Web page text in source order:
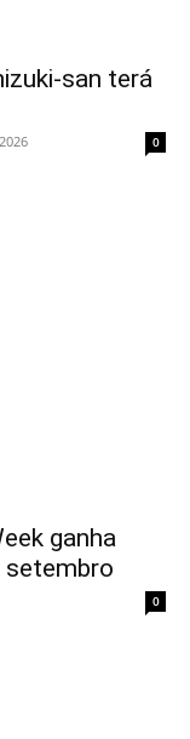
san terá
0
ganha
setembro
0